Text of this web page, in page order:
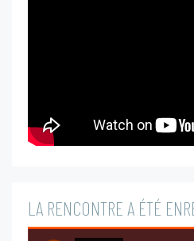
LA RENCONTRE A ÉTÉ